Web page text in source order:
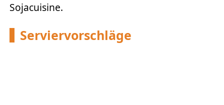
Sojacuisine.
Serviervorschläge